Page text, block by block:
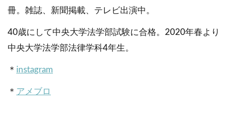
冊。雑誌、新聞掲載、テレビ出演中。
40歳にして中央大学法学部試験に合格。2020年春より
中央大学法学部法律学科4年生。
＊ instagram
＊ アメブロ